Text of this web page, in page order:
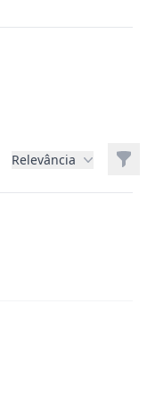
Relevância